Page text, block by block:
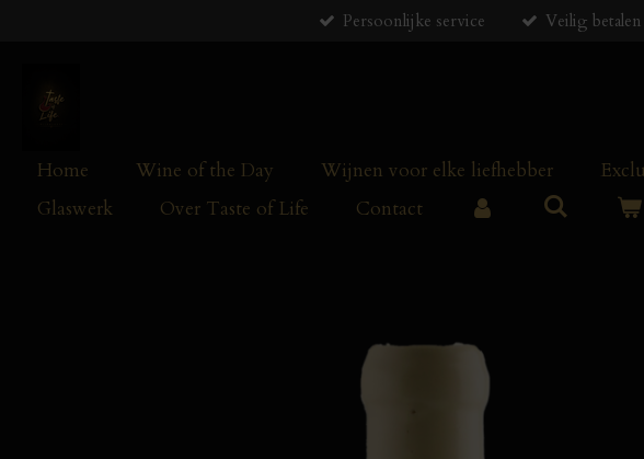
hoofdinhoud
Persoonlijke service Veilig betalen
Home Wine of the Day Wijnen voor elke liefhebber
Glaswerk
Over Taste of Life Contact